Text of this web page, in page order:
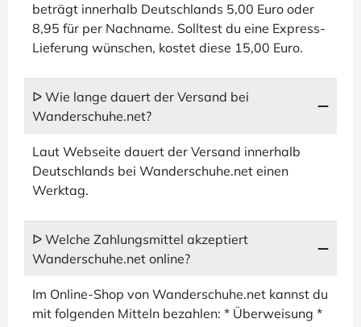
beträgt innerhalb Deutschlands 5,00 Euro oder
8,95 für per Nachname. Solltest du eine Express-
Lieferung wünschen, kostet diese 15,00 Euro.
ᐅ Wie lange dauert der Versand bei
Wanderschuhe.net?
Laut Webseite dauert der Versand innerhalb
Deutschlands bei Wanderschuhe.net einen
Werktag.
ᐅ Welche Zahlungsmittel akzeptiert
Wanderschuhe.net online?
Im Online-Shop von Wanderschuhe.net kannst du
mit folgenden Mitteln bezahlen: * Überweisung *